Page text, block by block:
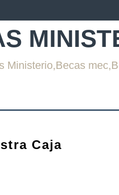
Ministerio,Becas
Caja